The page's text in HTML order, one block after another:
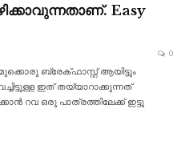
Easy
0
ബ്രേക്ഫാസ്റ്റ് ആയിട്ടും
ഇത് തയ്യാറാക്കുന്നത്
റവ ഒരു പാത്രത്തിലേക്ക് ഇട്ടു